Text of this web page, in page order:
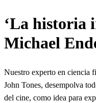
‘La historia
Michael
Nuestro experto en ciencia
John Tones, desempolva
del cine, como idea para